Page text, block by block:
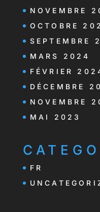
NOVEMBRE
OCTOBRE
SEPTEMBRE
MARS 2024
FÉVRIER
DÉCEMBRE
NOVEMBRE
MAI 2023
FR